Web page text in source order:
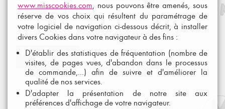
www.misscookies.com, nous pouvons être amenés, sous
réserve de vos choix qui résultent du paramétrage de
votre logiciel de navigation ci-dessous décrit, à installer
divers Cookies dans votre navigateur à des fins :
D'établir des statistiques de fréquentation (nombre de
visites, de pages vues, d'abandon dans le processus
de commande,...) afin de suivre et d'améliorer la
qualité de nos services.
D'adapter la présentation de notre site aux
préférences d'affichage de votre navigateur.